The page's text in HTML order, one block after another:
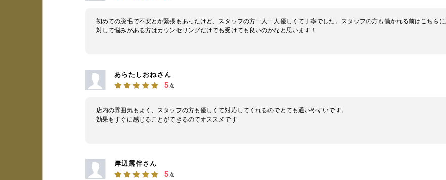
初めての脱毛で不安とか緊張もあったけど、スタッフの方一人一人優しくて丁寧でした。スタッフの方も働かれる前はこちら
対して悩みがある方はカウンセリングだけでも受けても良いのかなと思います！
あらたしおねさん
5 点
店内の雰囲気もよく、スタッフの方も優しくて対応してくれるのでとても通いやすいです。
効果もすぐに感じることができるのでオススメです
岸辺露伴さん
5 点